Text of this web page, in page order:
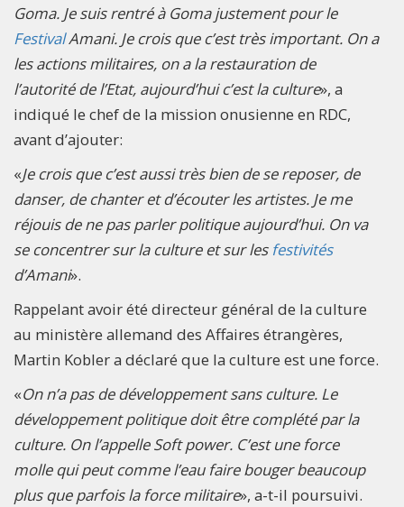
Goma. Je suis rentré à Goma justement pour le
FestivalAmani. Je crois que c’est très important. On a
les actions militaires, on a la restauration de
l’autorité de l’Etat, aujourd’hui c’est la culture», a
indiqué le chef de la mission onusienne en RDC,
avant d’ajouter:
«Je crois que c’est aussi très bien de se reposer, de
danser, de chanter et d’écouter les artistes. Je me
réjouis de ne pas parler politique aujourd’hui. On va
se concentrer sur la culture et sur les festivités
d’Amani».
Rappelant avoir été directeur général de la culture
au ministère allemand des Affaires étrangères,
Martin Kobler a déclaré que la culture est une force.
«On n’a pas de développement sans culture. Le
développement politique doit être complété par la
culture. On l’appelle Soft power. C’est une force
molle qui peut comme l’eau faire bouger beaucoup
plus que parfois la force militaire», a-t-il poursuivi.